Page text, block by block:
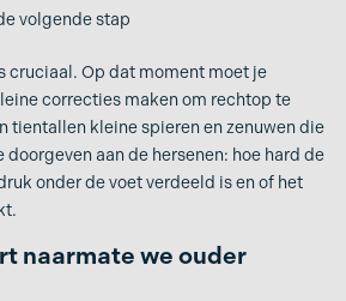
volgende stap
cruciaal. Op dat moment moet je
correcties maken om rechtop te
tientallen kleine spieren en zenuwen die
aan de hersenen: hoe hard de
onder de voet verdeeld is en of het
naarmate we ouder